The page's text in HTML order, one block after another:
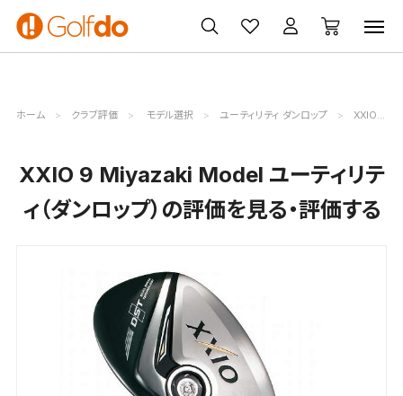
ゴルフ
クラブ
ゴルフ用品
買取
無料査定
クーポン
一覧
ホーム クラブ評価 モデル選択 ユーティリティ ダンロップ XXIO 9 Miyazaki Model評価詳細
XXIO 9 Miyazaki Model ユーティリテ
ィ（ダンロップ）の評価を見る・評価する